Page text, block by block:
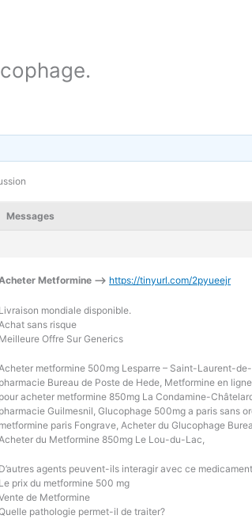
Messages
Metformine —> https://tinyurl.com/2pyueejr
Livraison mondiale disponible.
Achat sans risque
Meilleure Offre Sur Generics
Acheter metformine 500mg Lesparre – Saint-Laurent-
pharmacie Bureau de Poste de Hede, Metformine en
pour acheter metformine 850mg La Condamine-
pharmacie Guilmesnil, Glucophage 500mg a paris sans
metformine paris Fongrave, Acheter du Glucophage
Acheter du Metformine 850mg Le Lou-du-Lac,
D’autres agents peuvent-ils interagir avec ce
Le prix du metformine 500 mg
de Metformine
pathologie permet-il de traiter?